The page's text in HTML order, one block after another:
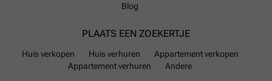
Blog
PLAATS EEN ZOEKERTJE
Huis verkopen Huis verhuren
Appartement verkopen
Appartement verhuren
Andere